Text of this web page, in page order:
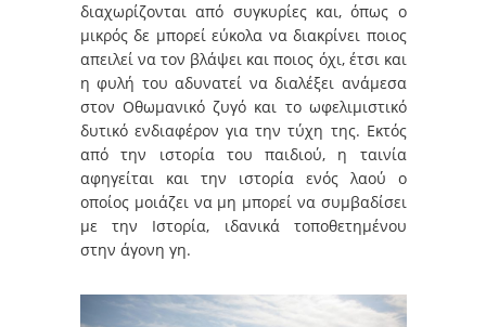
διαχωρίζονται από συγκυρίες και, όπως ο
μικρός δε μπορεί εύκολα να διακρίνει ποιος
απειλεί να τον βλάψει και ποιος όχι, έτσι και
η φυλή του αδυνατεί να διαλέξει ανάμεσα
στον Οθωμανικό ζυγό και το ωφελιμιστικό
δυτικό ενδιαφέρον για την τύχη της. Εκτός
από την ιστορία του παιδιού, η ταινία
αφηγείται και την ιστορία ενός λαού ο
οποίος μοιάζει να μη μπορεί να συμβαδίσει
με την Ιστορία, ιδανικά τοποθετημένου
στην άγονη γη.